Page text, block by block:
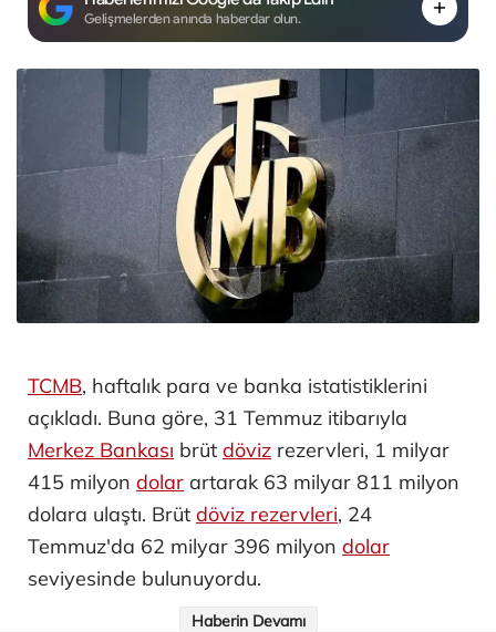
Gelişmelerden anında haberdar olun.
TCMB, haftalık para ve banka istatistiklerini
açıkladı. Buna göre, 31 Temmuz itibarıyla
Merkez Bankası brüt döviz rezervleri, 1 milyar
415 milyon dolar artarak 63 milyar 811 milyon
dolara ulaştı. Brüt döviz rezervleri, 24
Temmuz'da 62 milyar 396 milyon dolar
seviyesinde bulunuyordu.
Haberin Devamı